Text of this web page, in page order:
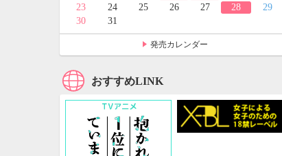
23
24 25 26 27 28
29
30
31
発売カレンダー
おすすめLINK